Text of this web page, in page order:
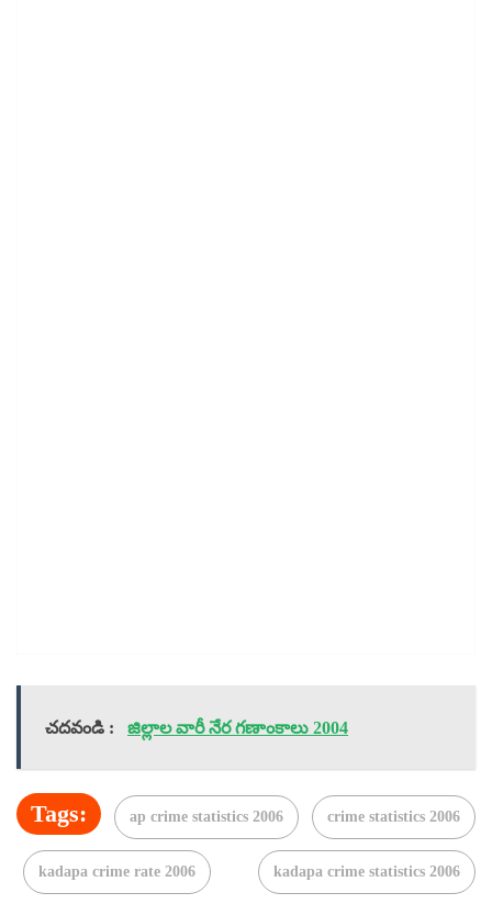
చదవండి : జిల్లాల వారీ నేర గణాంకాలు 2004
Tags: ap crime statistics 2006 crime statistics 2006
kadapa crime rate 2006 kadapa crime statistics 2006